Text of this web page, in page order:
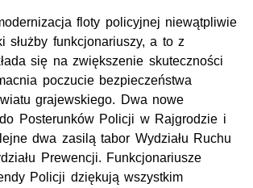
floty policyjnej niewątpliwie
służby funkcjonariuszy, a to z
się na zwiększenie skuteczności
poczucie bezpieczeństwa
grajewskiego. Dwa nowe
Posterunków Policji w Rajgrodzie i
dwa zasilą tabor Wydziału Ruchu
Prewencji. Funkcjonariusze
Policji dziękują wszystkim